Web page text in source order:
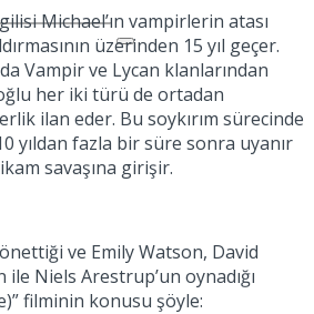
Michael’ın vampirlerin atası
üzerinden 15 yıl geçer.
Vampir ve Lycan klanlarından
her iki türü de ortadan
ilan eder. Bu soykırım sürecinde
yıldan fazla bir süre sonra uyanır
savaşına girişir.
ve Emily Watson, David
Niels Arestrup’un oynadığı
filminin konusu şöyle: